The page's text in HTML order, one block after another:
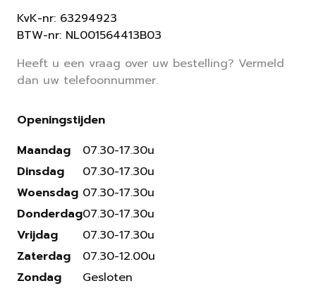
KvK-nr: 63294923
BTW-nr: NL001564413B03
Heeft u een vraag over uw bestelling? Vermeld
dan uw telefoonnummer.
Openingstijden
Maandag
Dinsdag
Woensdag
Donderdag
Vrijdag
Zaterdag
Zondag
07.30-17.30u
07.30-17.30u
07.30-17.30u
07.30-17.30u
07.30-17.30u
07.30-12.00u
Gesloten